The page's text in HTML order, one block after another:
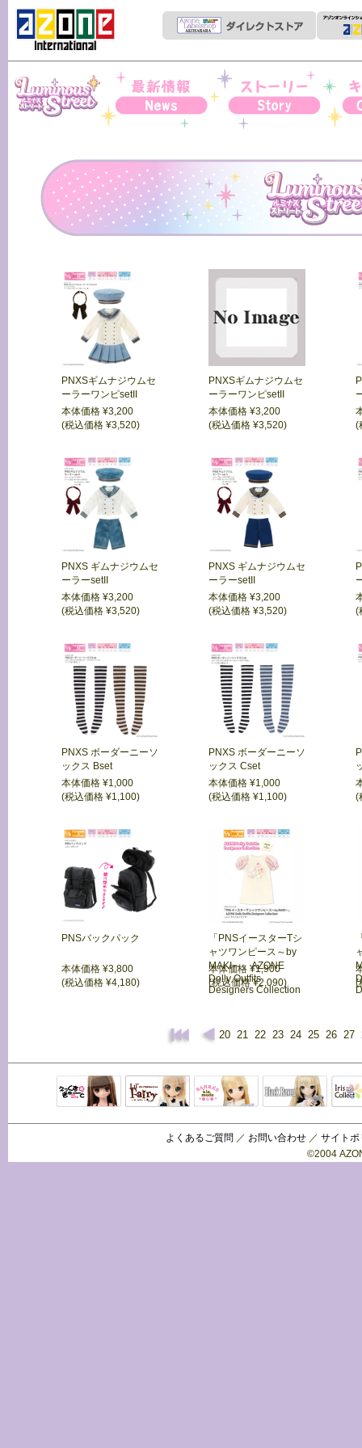
PNXSギムナジウムセ
ーラーワンピsetII
本体価格 ¥3,200
(税込価格 ¥3,520)
PNXSギムナジウムセ
ーラーワンピsetII
本体価格 ¥3,200
(税込価格 ¥3,520)
(
PNXS ギムナジウムセ
ーラーsetII
本体価格 ¥3,200
(税込価格 ¥3,520)
PNXS ギムナジウムセ
ーラーsetII
本体価格 ¥3,200
(税込価格 ¥3,520)
(
PNXS ボーダーニーソ
ックス Bset
本体価格 ¥1,000
(税込価格 ¥1,100)
PNXS ボーダーニーソ
ックス Cset
本体価格 ¥1,000
(税込価格 ¥1,100)
(
PNSバックパック
本体価格 ¥3,800
(税込価格 ¥4,180)
「PNSイースターTシ
ャツワンピース～by
MAKI～」AZONE
Dolly Outfits
Designers Collection
本体価格 ¥1,900
(税込価格 ¥2,090)
(
20 21 22 23 24 25 26 27
よくあるご質問 ／ お問い合わせ ／ サイトポ
©2004